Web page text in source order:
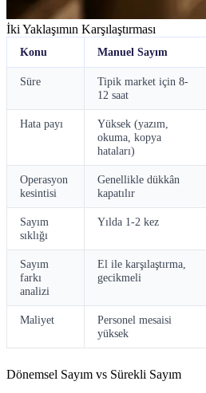
İki Yaklaşımın Karşılaştırması
Konu Manuel Sayım
Süre
Tipik market için 8-
12 saat
Hata payı
Yüksek (yazım,
okuma, kopya
hataları)
Operasyon
kesintisi
Genellikle dükkân
kapatılır
Sayım
sıklığı
Yılda 1-2 kez
Sayım
farkı
analizi
El ile karşılaştırma,
gecikmeli
Maliyet
Personel mesaisi
yüksek
Dönemsel Sayım vs Sürekli Sayım